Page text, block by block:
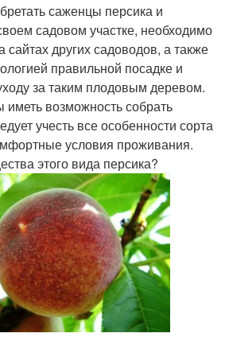
саженцы персика и
садовом участке, необходимо
сайтах других садоводов, а также
правильной посадке и
за таким плодовым деревом.
иметь возможность собрать
учесть все особенности сорта
условия проживания.
этого вида персика?